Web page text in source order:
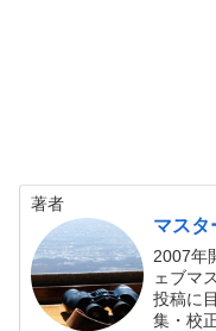
著者
マスタ
2007年
ェブマ
投稿に
集・校